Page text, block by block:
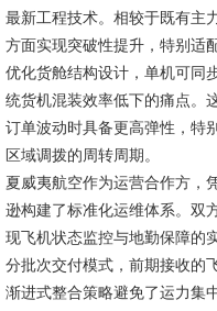
最新工程技术。相较于既有主
方面实现突破性提升，特别适
优化货舱结构设计，单机可同
统货机混装效率低下的痛点。
订单波动时具备更高弹性，特
区域调拨的周转周期。
夏威夷航空作为运营合作方，
逊构建了标准化运维体系。双
现飞机状态监控与地勤保障的
分批次交付模式，前期接收的
渐进式整合策略避免了运力集